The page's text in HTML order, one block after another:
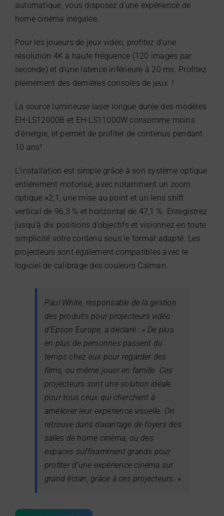
automatique, vous disposez d’une expérience de
home cinéma inégalée.
Pour les joueurs de jeux vidéo, profitez d’une
résolution 4K à haute fréquence (120 images par
seconde) et d’une latence inférieure à 20 ms. Profitez
pleinement des dernières consoles de jeux !
La source lumineuse laser longue durée des modèles
EH-LS12000B et EH-LS11000W consomme moins
d’énergie, et permet de profiter de contenus pendant
10 ans¹.
L’installation est simple grâce à son système optique
entièrement motorisé, avec notamment un zoom
optique ×2,1, une mise au point et un lens shift
vertical de 96,3 % et horizontal de 47,1 %. Enregistrez
jusqu’à dix positions d’objectifs et visionnez en toute
simplicité votre contenu sous le format adapté. Les
projecteurs sont également compatibles avec le
logiciel de calibrage des couleurs Calman.
Paul White, responsable de la gestion
des produits pour projecteurs vidéo
d’Epson Europe, a déclaré : « De plus
en plus de personnes passent du
temps chez eux pour regarder des
films, ou même jouer en famille. Ces
projecteurs sont une solution idéale
pour tous ceux qui cherchent à
améliorer leur expérience visuelle. On
retrouve dans davantage de foyers des
salles de home cinéma, ou des
espaces suffisamment grands pour
profiter d’une expérience cinéma sur
grand écran, grâce à ces projecteurs. »